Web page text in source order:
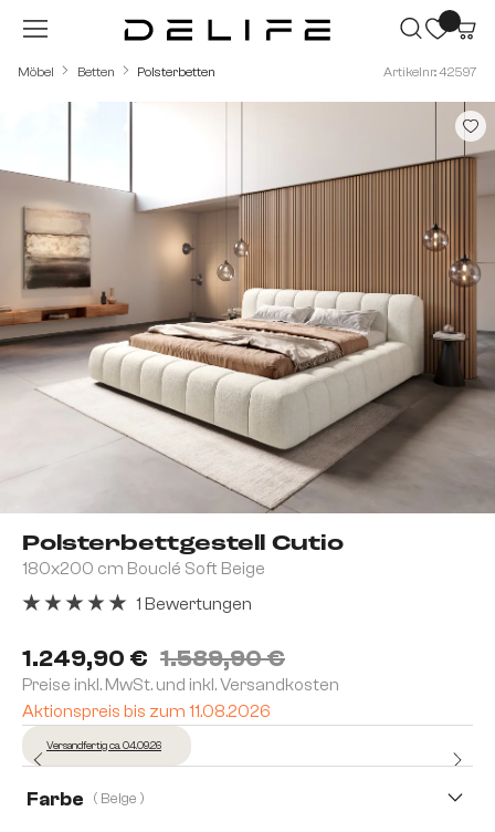
Zum Hauptinhalt springen
Möbel Betten Polsterbetten Artikelnr.: 42597
Polsterbettgestell Cutio
180x200 cm Bouclé Soft Beige
1.249,90 € 1.589,90 €
Preise inkl. MwSt. und inkl. Versandkosten
Aktionspreis bis zum 11.08.2026
1 Bewertungen
Versandfertig ca. 04.09.26
Farbe ( Beige )